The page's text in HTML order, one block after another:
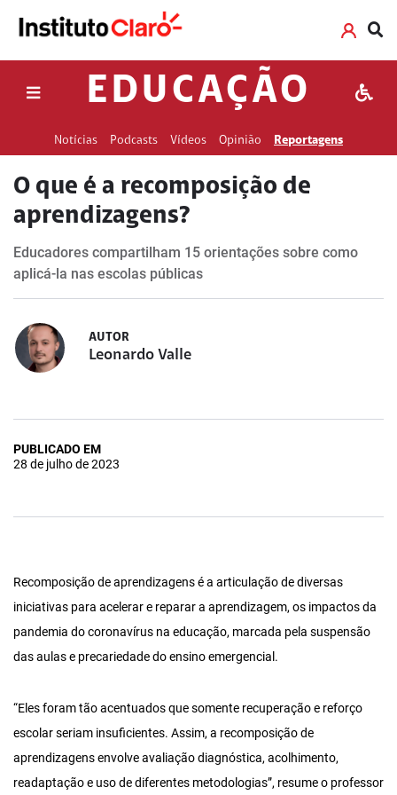
EDUCAÇÃO
Notícias Podcasts Vídeos Opinião Reportagens
O que é a recomposição de
aprendizagens?
Educadores compartilham 15 orientações sobre como
aplicá-la nas escolas públicas
AUTOR
Leonardo Valle
PUBLICADO EM
28 de julho de 2023
Recomposição de aprendizagens é a articulação de diversas
iniciativas para acelerar e reparar a aprendizagem, os impactos da
pandemia do coronavírus na educação, marcada pela suspensão
das aulas e precariedade do ensino emergencial.
“Eles foram tão acentuados que somente recuperação e reforço
escolar seriam insuficientes. Assim, a recomposição de
aprendizagens envolve avaliação diagnóstica, acolhimento,
readaptação e uso de diferentes metodologias”, resume o professor